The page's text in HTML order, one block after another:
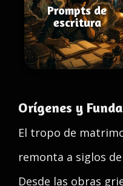
Prompts de
escritura
Orígenes y
El tropo de
remonta a siglos
Desde las obras